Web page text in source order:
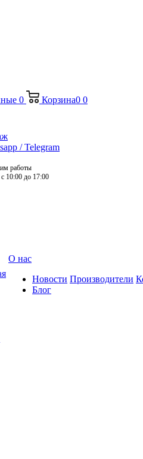
0 Корзина0 0
/ Telegram
работы
10:00 до 17:00
О нас
Новости
Блог
Производители